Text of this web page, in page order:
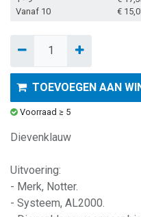
Vanaf 10
€
TOEVOEGEN AAN
Voorraad ≥ 5
Dievenklauw
Uitvoering:
- Merk, Notter.
- Systeem, AL2000.